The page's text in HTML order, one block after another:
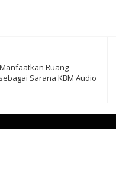
Manfaatkan Ruang
Sarana KBM Audio